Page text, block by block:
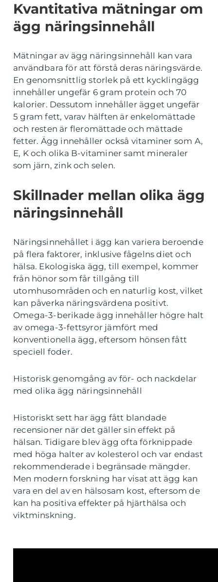
Kvantitativa mätningar om
ägg näringsinnehåll
Mätningar av ägg näringsinnehåll kan vara
användbara för att förstå deras näringsvärde.
En genomsnittlig storlek på ett kycklingägg
innehåller ungefär 6 gram protein och 70
kalorier. Dessutom innehåller ägget ungefär
5 gram fett, varav hälften är enkelomättade
och resten är fleromättade och mättade
fetter. Ägg innehåller också vitaminer som A,
E, K och olika B-vitaminer samt mineraler
som järn, zink och selen.
Skillnader mellan olika ägg
näringsinnehåll
Näringsinnehållet i ägg kan variera beroende
på flera faktorer, inklusive fågelns diet och
hälsa. Ekologiska ägg, till exempel, kommer
från hönor som får tillgång till
utomhusområden och en naturlig kost, vilket
kan påverka näringsvärdena positivt.
Omega-3-berikade ägg innehåller högre halt
av omega-3-fettsyror jämfört med
konventionella ägg, eftersom hönsen fått
speciell foder.
Historisk genomgång av för- och nackdelar
med olika ägg näringsinnehåll
Historiskt sett har ägg fått blandade
recensioner när det gäller sin effekt på
hälsan. Tidigare blev ägg ofta förknippade
med höga halter av kolesterol och var endast
rekommenderade i begränsade mängder.
Men modern forskning har visat att ägg kan
vara en del av en hälsosam kost, eftersom de
kan ha positiva effekter på hjärthälsa och
viktminskning.